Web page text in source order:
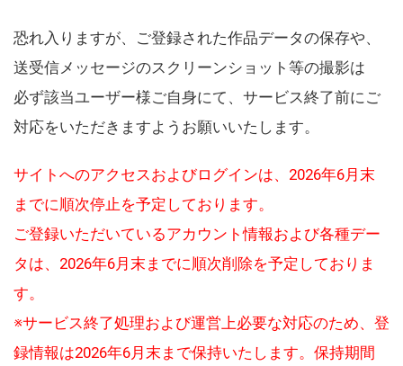
恐れ入りますが、ご登録された作品データの保存や、
送受信メッセージのスクリーンショット等の撮影は
必ず該当ユーザー様ご自身にて、サービス終了前にご
対応をいただきますようお願いいたします。
サイトへのアクセスおよびログインは、2026年6月末
までに順次停止を予定しております。
ご登録いただいているアカウント情報および各種デー
タは、2026年6月末までに順次削除を予定しておりま
す。
※サービス終了処理および運営上必要な対応のため、登
録情報は2026年6月末まで保持いたします。保持期間